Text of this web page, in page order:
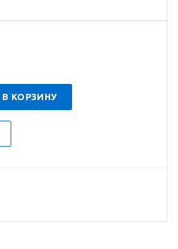
В КОРЗИНУ